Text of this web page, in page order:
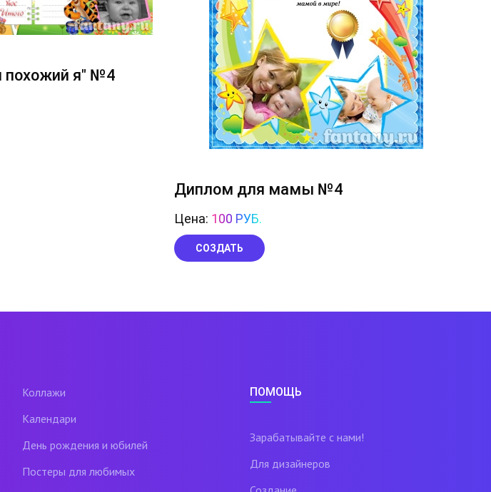
похожий я" №4
Диплом для мамы №4
Цена: 100 РУБ.
СОЗДАТЬ
Коллажи
Календари
День рождения и юбилей
Постеры для любимых
ПОМОЩЬ
Зарабатывайте с нами!
Для дизайнеров